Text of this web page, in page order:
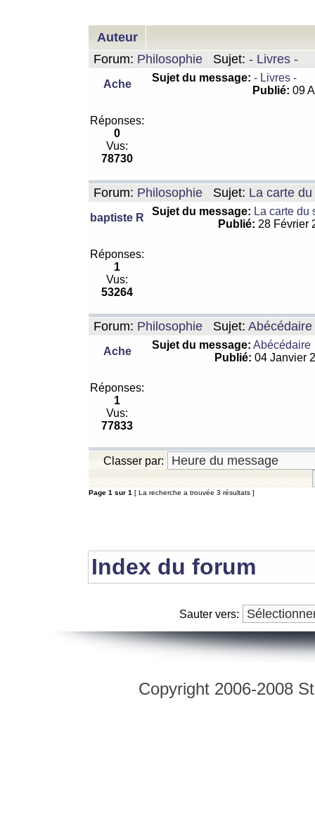
Auteur
Forum: Philosophie Sujet: - Livres -
Ache
Sujet du message: - Livres -
Publié: 09
Réponses:
0
Vus:
78730
Forum: Philosophie Sujet: La carte
baptiste R
Sujet du message: La carte du
Publié: 28 Février
Réponses:
1
Vus:
53264
Forum: Philosophie Sujet: Abécédaire
Ache
Sujet du message: Abécédaire
Publié: 04 Janvier
Réponses:
1
Vus:
77833
Classer par:
Page 1 sur 1 [ La recherche a trouvée 3 résultats ]
Index du forum
Sauter vers:
Copyright 2006-2008